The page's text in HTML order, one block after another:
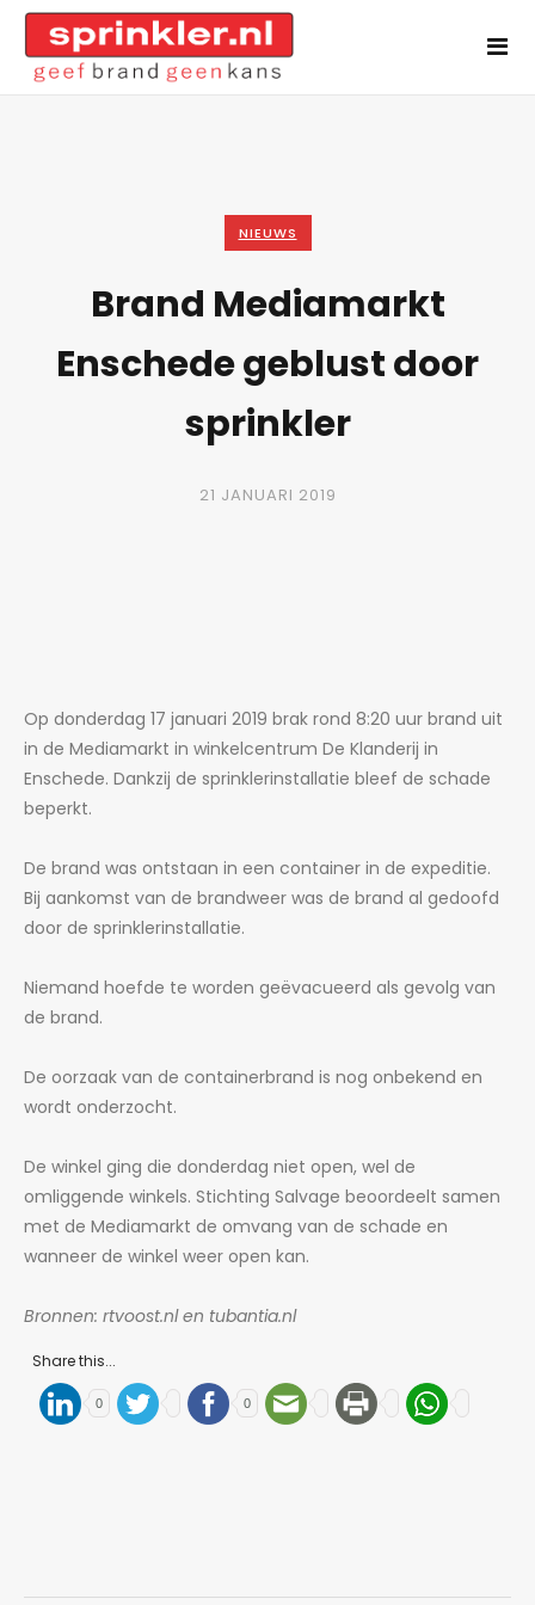
NIEUWS
Brand Mediamarkt
Enschede geblust door
sprinkler
21 JANUARI 2019
Op donderdag 17 januari 2019 brak rond 8:20 uur brand uit
in de Mediamarkt in winkelcentrum De Klanderij in
Enschede. Dankzij de sprinklerinstallatie bleef de schade
beperkt.
De brand was ontstaan in een container in de expeditie.
Bij aankomst van de brandweer was de brand al gedoofd
door de sprinklerinstallatie.
Niemand hoefde te worden geëvacueerd als gevolg van
de brand.
De oorzaak van de containerbrand is nog onbekend en
wordt onderzocht.
De winkel ging die donderdag niet open, wel de
omliggende winkels. Stichting Salvage beoordeelt samen
met de Mediamarkt de omvang van de schade en
wanneer de winkel weer open kan.
Bronnen: rtvoost.nl en tubantia.nl
Share this...
0 0